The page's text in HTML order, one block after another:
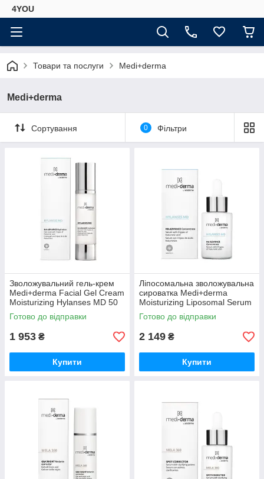
4YOU
Товари та послуги Medi+derma
Medi+derma
Сортування 0 Фільтри
Зволожувальний гель-крем
Medi+derma Facial Gel Cream
Moisturizing Hylanses MD 50
мл
Готово до відправки
1 953 ₴
Купити
Ліпосомальна зволожувальна
сироватка Medi+derma
Moisturizing Liposomal Serum
30 мл
Готово до відправки
2 149 ₴
Купити